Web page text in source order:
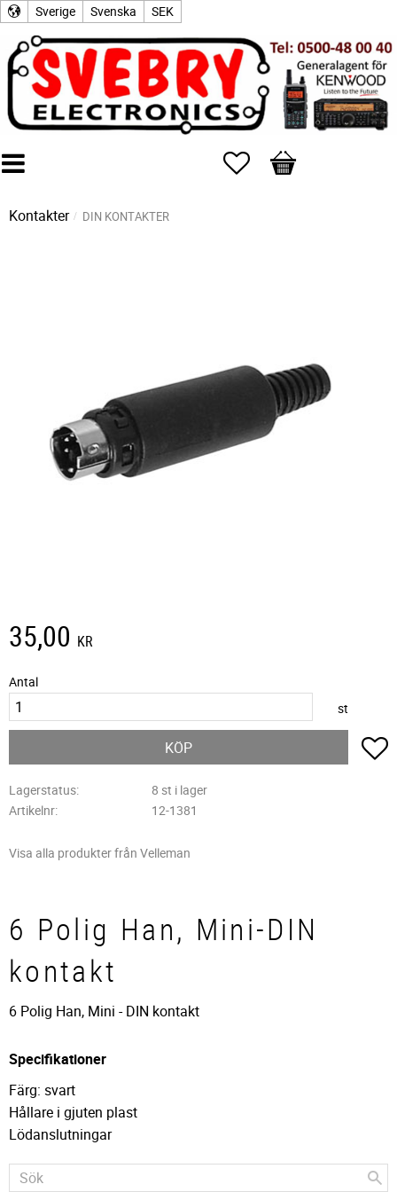
Sverige Svenska SEK
Favoriter
Kundvagn
Kontakter DIN KONTAKTER
35,00 KR
Antal
st
KÖP
Lagerstatus
8 st i lager
Artikelnr
12-1381
Visa alla produkter från Velleman
6 Polig Han, Mini-DIN
kontakt
6 Polig Han, Mini - DIN kontakt
Specifikationer
Färg: svart
Hållare i gjuten plast
Lödanslutningar